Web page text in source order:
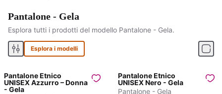
Pantalone - Gela
Esplora tutti i prodotti del modello Pantalone - Gela.
Esplora i modelli
Sconto prodotto
Pantalone Etnico
UNISEX Azzurro – Donna
- Gela
Sconto prodotto
Pantalone Etnico
UNISEX Nero - Gela
Pantalone - Gela